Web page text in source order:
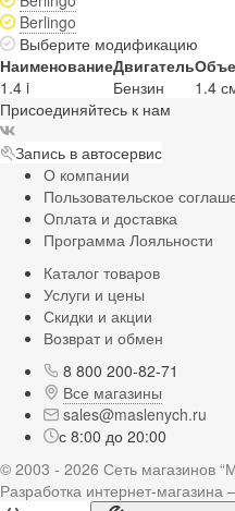
Berlingo
Выберите модификацию
НаименованиеДвигатель
1.4 i
Бензин 1.4
Присоединяйтесь к нам
Запись в автосервис
О компании
Пользовательское
Оплата и доставка
Программа Лояльности
Каталог товаров
Услуги и цены
Скидки и акции
Возврат и обмен
8 800 200-82-71
Все магазины
sales@maslenych.ru
с 8:00 до 20:00
© 2003 - 2026 Сеть магазинов
Разработка интернет-